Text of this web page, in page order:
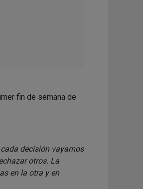
fin de semana de
decisión vayamos
otros. La
en la otra y en